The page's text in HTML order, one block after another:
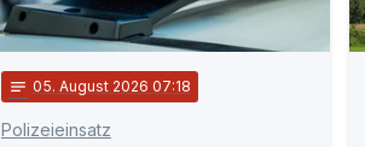
notes 05. August 2026 07:18
Polizeieinsatz